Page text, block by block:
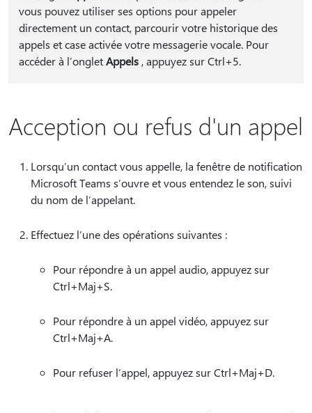
vous pouvez utiliser ses options pour appeler
directement un contact, parcourir votre historique des
appels et case activée votre messagerie vocale. Pour
accéder à l’ongletAppels, appuyez sur Ctrl+5.
Acception ou refus d'un appel
Lorsqu’un contact vous appelle, la fenêtre de notification
Microsoft Teams s’ouvre et vous entendez le son, suivi
du nom de l’appelant.
Effectuez l’une des opérations suivantes :
Pour répondre à un appel audio, appuyez sur
Ctrl+Maj+S.
Pour répondre à un appel vidéo, appuyez sur
Ctrl+Maj+A.
Pour refuser l’appel, appuyez sur Ctrl+Maj+D.